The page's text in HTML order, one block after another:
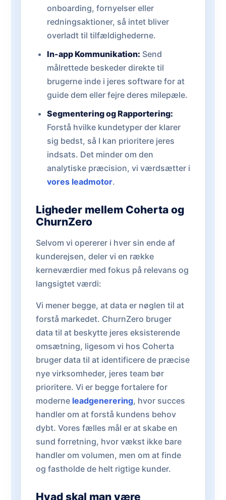
onboarding, fornyelser eller
redningsaktioner, så intet bliver
overladt til tilfældighederne.
In-app Kommunikation: Send
målrettede beskeder direkte til
brugerne inde i jeres software for at
guide dem eller fejre deres milepæle.
Segmentering og Rapportering:
Forstå hvilke kundetyper der klarer
sig bedst, så I kan prioritere jeres
indsats. Det minder om den
analytiske præcision, vi værdsætter i
vores leadmotor.
Ligheder mellem Coherta og
ChurnZero
Selvom vi opererer i hver sin ende af
kunderejsen, deler vi en række
kerneværdier med fokus på relevans og
langsigtet værdi:
Vi mener begge, at data er nøglen til at
forstå markedet. ChurnZero bruger
data til at beskytte jeres eksisterende
omsætning, ligesom vi hos Coherta
bruger data til at identificere de præcise
nye virksomheder, jeres team bør
prioritere. Vi er begge fortalere for
moderne leadgenerering, hvor succes
handler om at forstå kundens behov
dybt. Vores fælles mål er at skabe en
sund forretning, hvor vækst ikke bare
handler om volumen, men om at finde
og fastholde de helt rigtige kunder.
Hvad skal man være